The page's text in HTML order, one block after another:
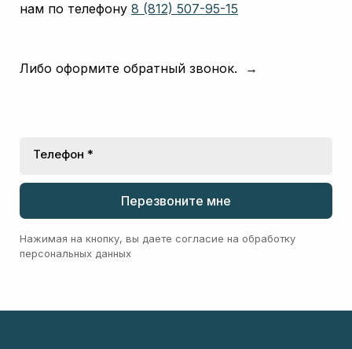
нам по телефону 8 (812) 507-95-15
Либо оформите обратный звонок. →
Телефон *
Перезвоните мне
Нажимая на кнопку, вы даете согласие на обработку
персональных данных